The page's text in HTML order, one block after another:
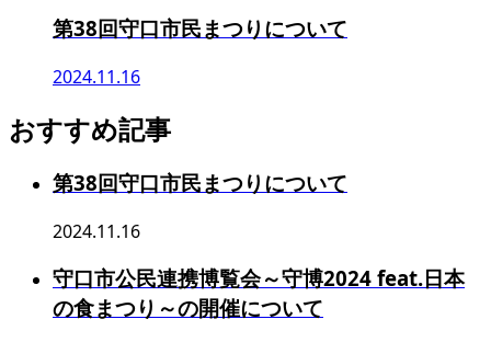
第38回守口市民まつりについて
2024.11.16
おすすめ記事
第38回守口市民まつりについて
2024.11.16
守口市公民連携博覧会～守博2024 feat.日本
の食まつり～の開催について